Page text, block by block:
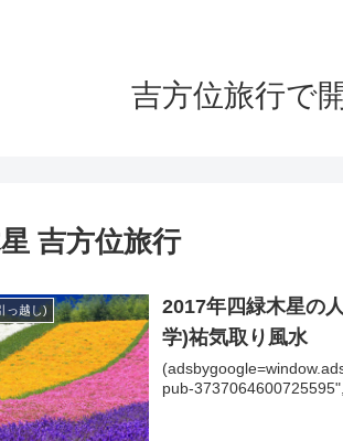
吉方位旅行で
吉方位旅行
っ越し)
2017年四緑木星の
学)祐気取り風水
pub-